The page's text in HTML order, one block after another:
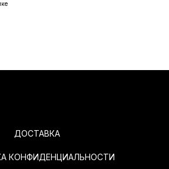
ДОСТАВКА
КОНФИДЕНЦИАЛЬНОСТИ